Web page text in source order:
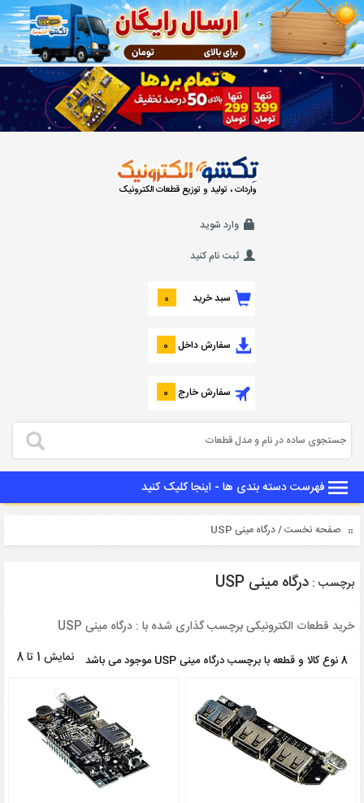
واردات ، تولید و توزیع قطعات الکترونیک
وارد شوید
ثبت نام کنید
سبد خرید 0
سفارش داخل 0
سفارش خارج 0
فهرست دسته بندی ها - اینجا کلیک کنید
صفحه نخست/ درگاه مینی USP
برچسب : درگاه مینی USP
خرید قطعات الکترونیکی برچسب گذاری شده با : درگاه مینی USP
8 نوع کالا و قطعه با برچسب درگاه مینی USP موجود می باشد نمایش 1 تا 8